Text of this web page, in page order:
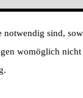
sind,
womöglich